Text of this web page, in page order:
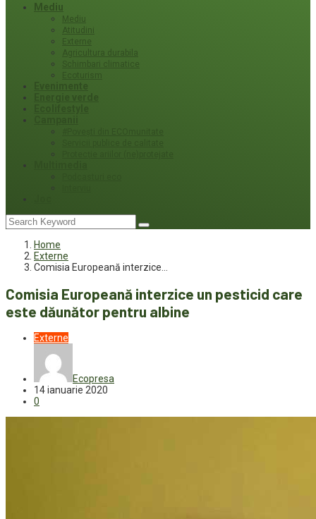
Mediu
Mediu
Atitudini
Externe
Agricultura durabila
Schimbari climatice
Ecoturism
Home
Externe
Comisia Europeană interzice…
Comisia Europeană interzice un pesticid care
este dăunător pentru albine
Externe
Ecopresa
14 ianuarie 2020
0